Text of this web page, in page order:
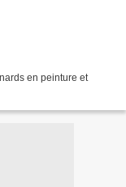
en peinture et